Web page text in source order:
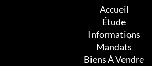
Accueil
Étude
Informations
Mandats
Biens À Vendre